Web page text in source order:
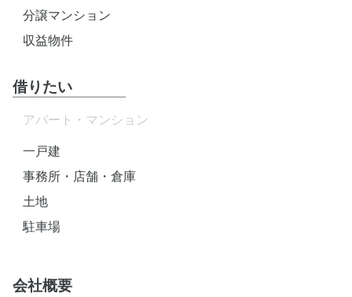
分譲マンション
収益物件
借りたい
アパート・マンション
一戸建
事務所・店舗・倉庫
土地
駐車場
会社概要